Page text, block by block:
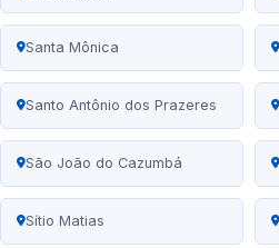
Santa Mônica
Santo Antônio dos Prazeres
São João do Cazumbá
Sítio Matias